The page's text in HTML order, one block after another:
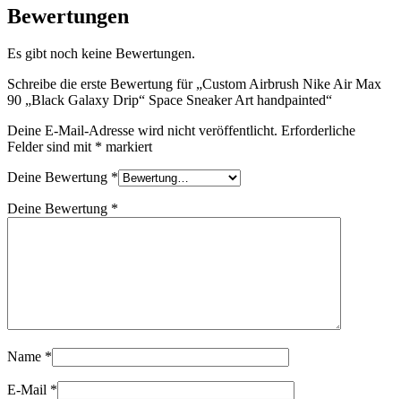
Bewertungen
Es gibt noch keine Bewertungen.
Schreibe die erste Bewertung für „Custom Airbrush Nike Air Max
90 „Black Galaxy Drip“ Space Sneaker Art handpainted“
Deine E-Mail-Adresse wird nicht veröffentlicht. Erforderliche
Felder sind mit * markiert
Deine Bewertung *
Deine Bewertung *
Name *
E-Mail *